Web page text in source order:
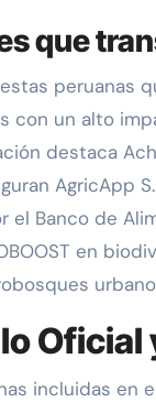
que
peruanas
con un alto
destaca
AgricApp
Banco de
en
incluidas en